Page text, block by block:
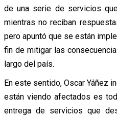
de una serie de servicios
mientras no reciban
pero apuntó que se están
fin de mitigar las
largo del país.
En este sentido, Oscar Yáñez
están viendo afectados es
entrega de servicios que